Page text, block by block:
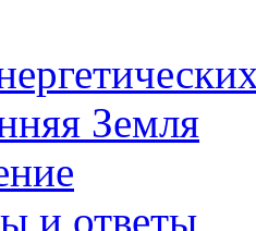
Земля
и ответы